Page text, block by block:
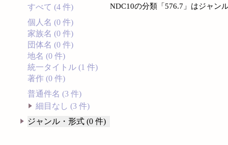
すべて (4 件)
個人名 (0 件)
家族名 (0 件)
団体名 (0 件)
地名 (0 件)
統一タイトル (1 件)
著作 (0 件)
普通件名 (3 件)
細目なし (3 件)
ジャンル・形式 (0 件)
NDC10の分類「576.7」はジャン